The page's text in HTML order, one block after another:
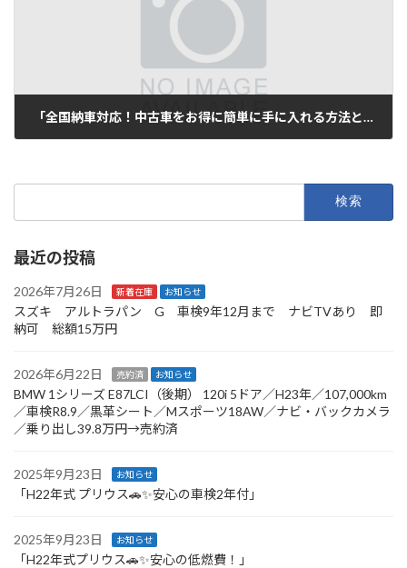
「全国納車対応！中古車をお得に簡単に手に入れる方法とは？」
最近の投稿
2026年7月26日 新着在庫 お知らせ
スズキ アルトラパン G 車検9年12月まで ナビTVあり 即
納可 総額15万円
2026年6月22日 売約済 お知らせ
BMW 1シリーズ E87LCI（後期） 120i 5ドア／H23年／107,000km
／車検R8.9／黒革シート／Mスポーツ18AW／ナビ・バックカメラ
／乗り出し39.8万円→売約済
2025年9月23日 お知らせ
「H22年式 プリウス🚗✨安心の車検2年付」
2025年9月23日 お知らせ
「H22年式プリウス🚗✨安心の低燃費！」